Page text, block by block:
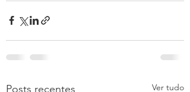
Posts recentes Ver tudo